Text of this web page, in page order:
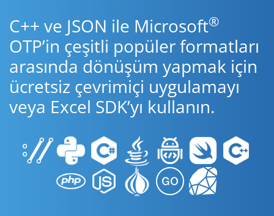
C++ ve JSON ile Microsoft®
OTP’in çeşitli popüler formatları
arasında dönüşüm yapmak için
ücretsiz çevrimiçi uygulamayı
veya Excel SDK’yı kullanın.